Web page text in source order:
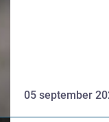
05 september